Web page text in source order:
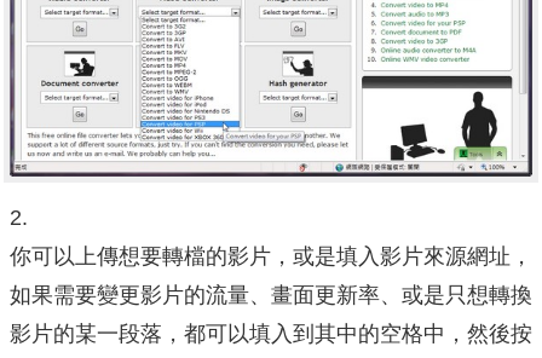
2.
你可以上傳想要轉檔的影片，或是填入影片來源網址，
如果需要變更影片的流量、畫面更新率、或是只想轉換
影片的某一段落，都可以填入到其中的空格中，然後按